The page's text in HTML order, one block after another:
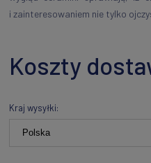
i zainteresowaniem nie tylko
Koszty
Cena nie zawiera
Kraj wysyłki: